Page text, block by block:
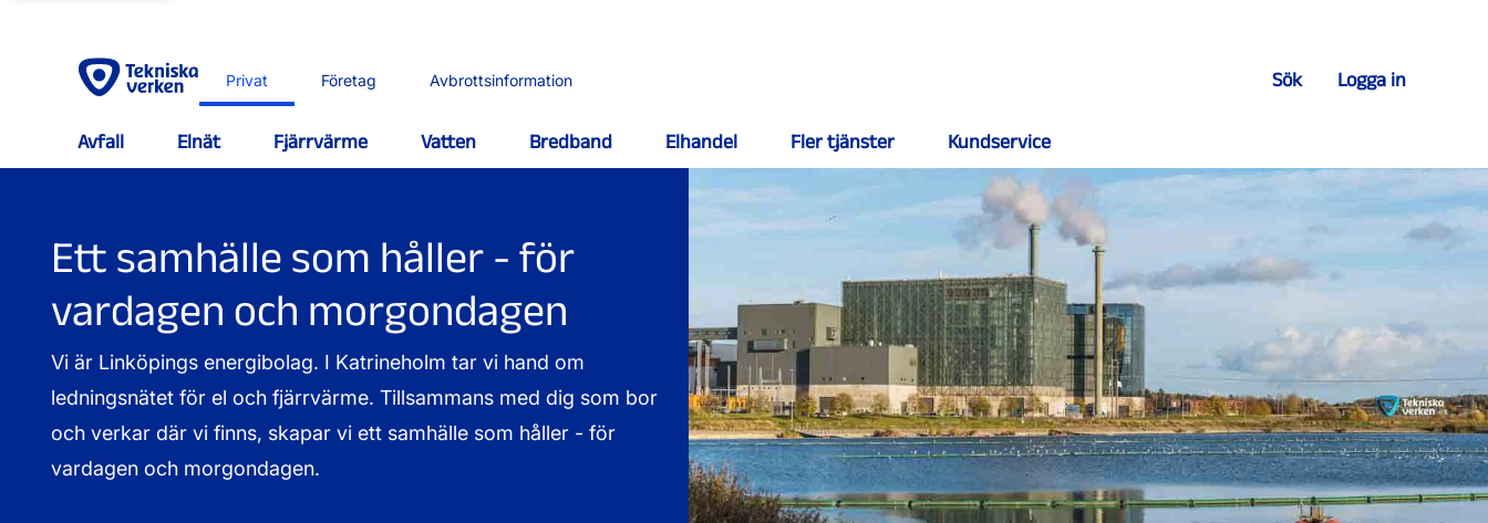
Privat Företag Avbrottsinformation Sök Logga in
Avfall Elnät Fjärrvärme Vatten Bredband Elhandel Fler tjänster Kundservice
Ett samhälle som håller - för
vardagen och morgondagen
Vi är Linköpings energibolag. I Katrineholm tar vi hand om
ledningsnätet för el och fjärrvärme. Tillsammans med dig som bor
och verkar där vi finns, skapar vi ett samhälle som håller - för
vardagen och morgondagen.